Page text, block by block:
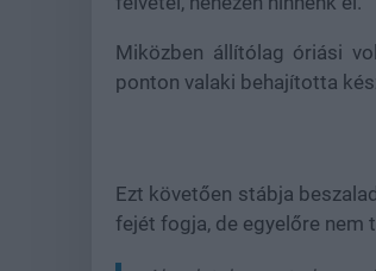
Miközben állítólag óriási
ponton valaki behajította
Ezt követően stábja
fejét fogja, de egyelőre nem